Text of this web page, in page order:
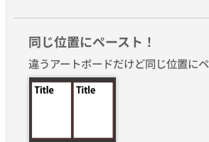
同じ位置にペースト！
違うアートボードだけど同じ位置にペ